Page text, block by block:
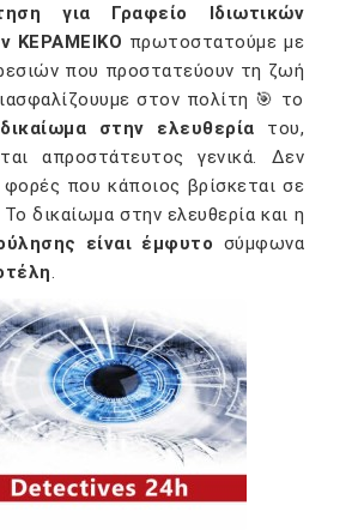
για Γραφείο Ιδιωτικών
ΚΕΡΑΜΕΙΚΟ πρωτοστατούμε με
που προστατεύουν τη ζωή
στον πολίτη 🎯 το
στην ελευθερία του,
απροστάτευτος γενικά. Δεν
φορές που κάποιος βρίσκεται σε
δικαίωμα στην ελευθερία και η
είναι έμφυτο σύμφωνα
.